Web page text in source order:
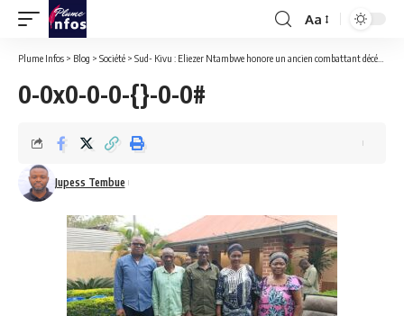
Font
Resizer
Aa
Plume Infos > Blog > Société > Sud- Kivu : Eliezer Ntambwe honore un ancien combattant décédé à Uvira depuis 1982.
0-0x0-0-0-{}-0-0#
Jupess Tembue